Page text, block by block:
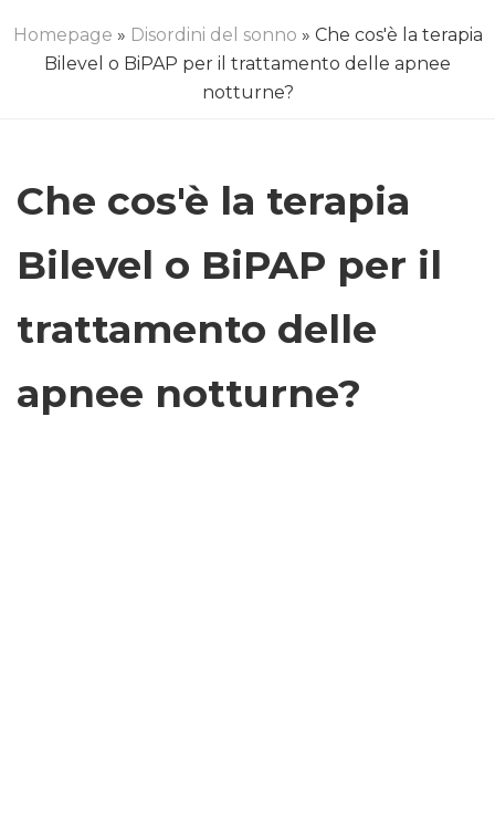
Homepage » Disordini del sonno » Che cos'è la terapia
Bilevel o BiPAP per il trattamento delle apnee
notturne?
Che cos'è la terapia
Bilevel o BiPAP per il
trattamento delle
apnee notturne?